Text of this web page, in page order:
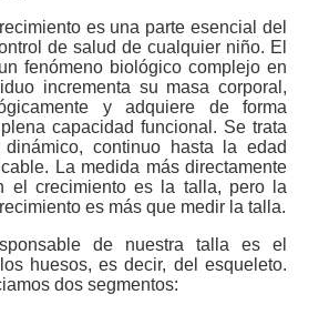
es una parte esencial del
de salud de cualquier niño. El
fenómeno biológico complejo en
incrementa su masa corporal,
y adquiere de forma
capacidad funcional. Se trata
continuo hasta la edad
La medida más directamente
el crecimiento es la talla, pero la
es más que medir la talla.
de nuestra talla es el
huesos, es decir, del esqueleto.
dos segmentos: